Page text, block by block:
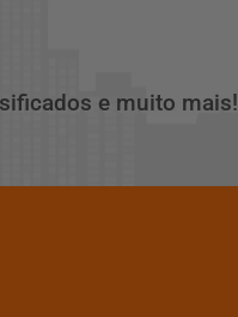
e muito mais!